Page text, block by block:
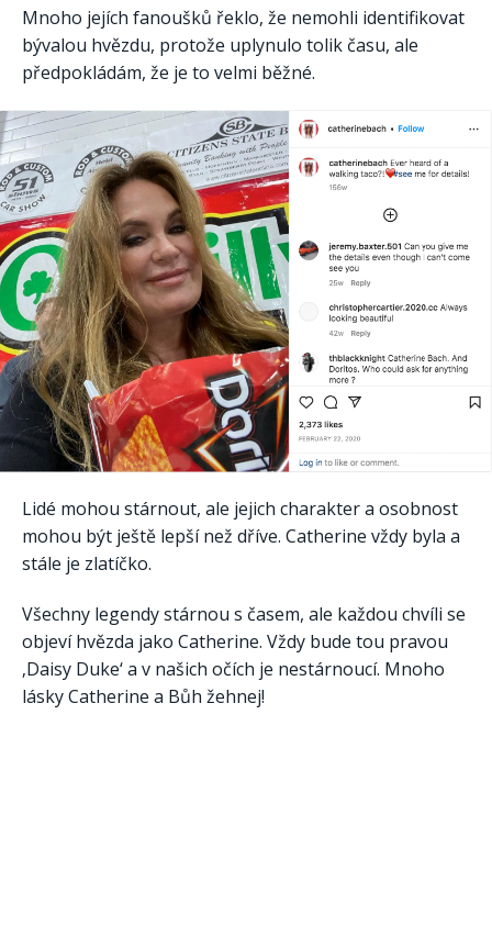
Mnoho jejích fanoušků řeklo, že nemohli identifikovat
bývalou hvězdu, protože uplynulo tolik času, ale
předpokládám, že je to velmi běžné.
Lidé mohou stárnout, ale jejich charakter a osobnost
mohou být ještě lepší než dříve. Catherine vždy byla a
stále je zlatíčko.
Všechny legendy stárnou s časem, ale každou chvíli se
objeví hvězda jako Catherine. Vždy bude tou pravou
‚Daisy Duke‘ a v našich očích je nestárnoucí. Mnoho
lásky Catherine a Bůh žehnej!